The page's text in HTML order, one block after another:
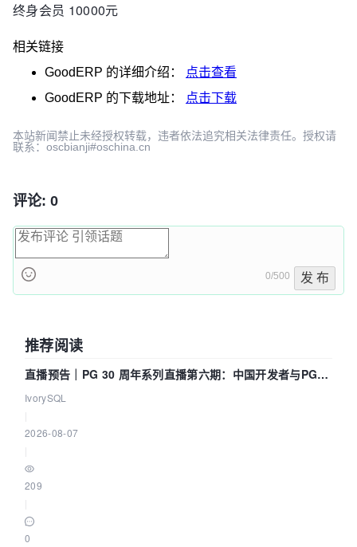
终身会员 10000元
相关链接
GoodERP 的详细介绍：
点击查看
GoodERP 的下载地址： 点击下载
本站新闻禁止未经授权转载，违者依法追究相关法律责任。授权请
联系：oscbianji#oschina.cn
评论: 0
0/500 发 布
推荐阅读
直播预告｜PG 30 周年系列直播第六期：中国开发者与PG内
核——我们改得动吗？我们贡献了什么？
IvorySQL
2026-08-07
209
0